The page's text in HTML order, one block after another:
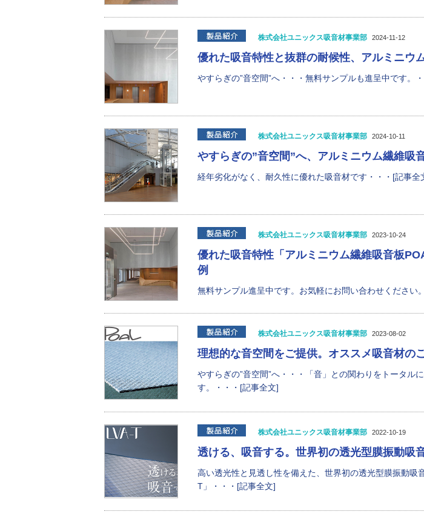
株式会社ユニックス吸音材事業部 2024-11-12
優れた吸音特性と抜群の耐候性、アルミニウ
やすらぎの”音空間”へ・・・無料サンプルも進呈中です。
株式会社ユニックス吸音材事業部 2024-10-11
やすらぎの”音空間”へ、アルミニウム繊維吸
経年劣化がなく、耐久性に優れた吸音材です・・・[記事全
株式会社ユニックス吸音材事業部 2023-10-24
優れた吸音特性「アルミニウム繊維吸音板
例
無料サンプル進呈中です。お気軽にお問い合わせください
株式会社ユニックス吸音材事業部 2023-08-02
理想的な音空間をご提供。オススメ吸音材の
やすらぎの”音空間”へ・・・「音」との関わりをトータル
す。・・・[記事全文]
株式会社ユニックス吸音材事業部 2022-10-19
透ける、吸音する。世界初の透光型膜振動吸
高い透光性と見透し性を備えた、世界初の透光型膜振動吸
T」・・・[記事全文]